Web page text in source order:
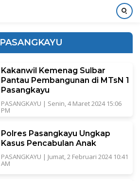
PASANGKAYU
Kakanwil Kemenag Sulbar
Pantau Pembangunan di MTsN 1
Pasangkayu
PASANGKAYU | Senin, 4 Maret 2024 15:06
PM
Polres Pasangkayu Ungkap
Kasus Pencabulan Anak
PASANGKAYU | Jumat, 2 Februari 2024 10:41
AM